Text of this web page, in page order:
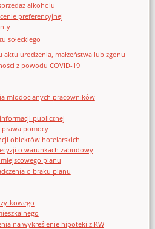
alkoholu
preferencyjnej
sołeckiego
urodzenia, małżeństwa lub zgonu
z powodu COVID-19
młodocianych pracowników
publicznej
prawa pomocy
obiektów hotelarskich
o warunkach zabudowy
planu
o braku planu
na wykreślenie hipoteki z KW